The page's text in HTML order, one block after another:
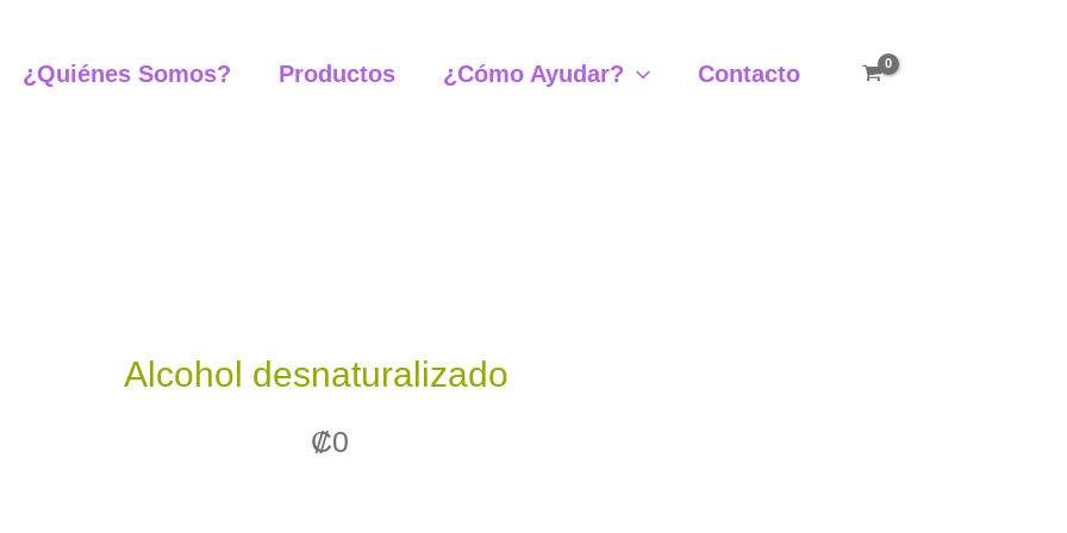
¿Quiénes Somos? Productos ¿Cómo Ayudar? Contacto
Alcohol desnaturalizado
₡0
desnaturalizado